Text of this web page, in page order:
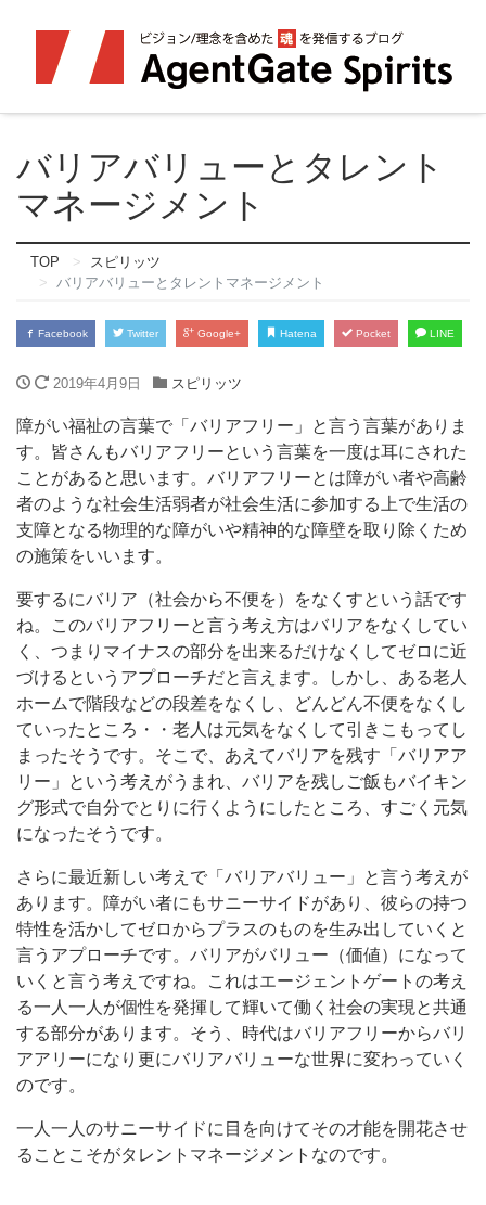
バリアバリューとタレント
マネージメント
TOP
スピリッツ
バリアバリューとタレントマネージメント
Facebook Twitter Google+ Hatena Pocket LINE
2019年4月9日 スピリッツ
障がい福祉の言葉で「バリアフリー」と言う言葉がありま
す。皆さんもバリアフリーという言葉を一度は耳にされた
ことがあると思います。バリアフリーとは障がい者や高齢
者のような社会生活弱者が社会生活に参加する上で生活の
支障となる物理的な障がいや精神的な障壁を取り除くため
の施策をいいます。
要するにバリア（社会から不便を）をなくすという話です
ね。このバリアフリーと言う考え方はバリアをなくしてい
く、つまりマイナスの部分を出来るだけなくしてゼロに近
づけるというアプローチだと言えます。しかし、ある老人
ホームで階段などの段差をなくし、どんどん不便をなくし
ていったところ・・老人は元気をなくして引きこもってし
まったそうです。そこで、あえてバリアを残す「バリアア
リー」という考えがうまれ、バリアを残しご飯もバイキン
グ形式で自分でとりに行くようにしたところ、すごく元気
になったそうです。
さらに最近新しい考えで「バリアバリュー」と言う考えが
あります。障がい者にもサニーサイドがあり、彼らの持つ
特性を活かしてゼロからプラスのものを生み出していくと
言うアプローチです。バリアがバリュー（価値）になって
いくと言う考えですね。これはエージェントゲートの考え
る一人一人が個性を発揮して輝いて働く社会の実現と共通
する部分があります。そう、時代はバリアフリーからバリ
アアリーになり更にバリアバリューな世界に変わっていく
のです。
一人一人のサニーサイドに目を向けてその才能を開花させ
ることこそがタレントマネージメントなのです。